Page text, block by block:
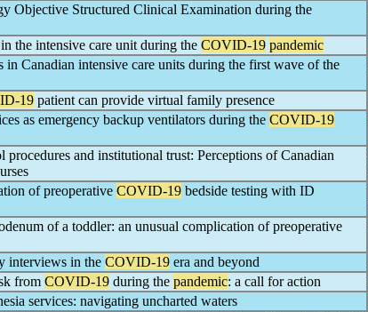
Objective Structured Clinical Examination during the
the intensive care unit during the COVID-19 pandemic
Canadian intensive care units during the first wave of the
19 patient can provide virtual family presence
as emergency backup ventilators during the COVID-19
and institutional trust: Perceptions of Canadian
of preoperative COVID-19 bedside testing with ID
of a toddler: an unusual complication of preoperative
interviews in the COVID-19 era and beyond
from COVID-19 during the pandemic: a call for action
services: navigating uncharted waters